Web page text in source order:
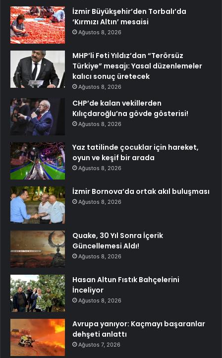
İzmir Büyükşehir’den Torbalı’da
‘Kırmızı Altın’ mesaisi
Ağustos 8, 2026
MHP’li Feti Yıldız’dan “Terörsüz
Türkiye” mesajı: Yasal düzenlemeler
kalıcı sonuç üretecek
Ağustos 8, 2026
CHP’de kalan vekillerden
Kılıçdaroğlu’na gövde gösterisi!
Ağustos 8, 2026
Yaz tatilinde çocuklar için hareket,
oyun ve keşif bir arada
Ağustos 8, 2026
İzmir Bornova’da ortak akıl buluşması
Ağustos 8, 2026
Quake, 30 Yıl Sonra İçerik
Güncellemesi Aldı!
Ağustos 8, 2026
Hasan Altun Fıstık Bahçelerini
İnceliyor
Ağustos 8, 2026
Avrupa yanıyor: Kaçmayı başaranlar
dehşeti anlattı
Ağustos 7, 2026